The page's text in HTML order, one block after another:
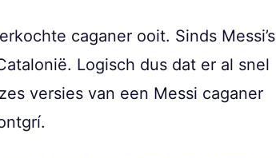
caganer ooit. Sinds Messi’s
Logisch dus dat er al snel
versies van een Messi caganer